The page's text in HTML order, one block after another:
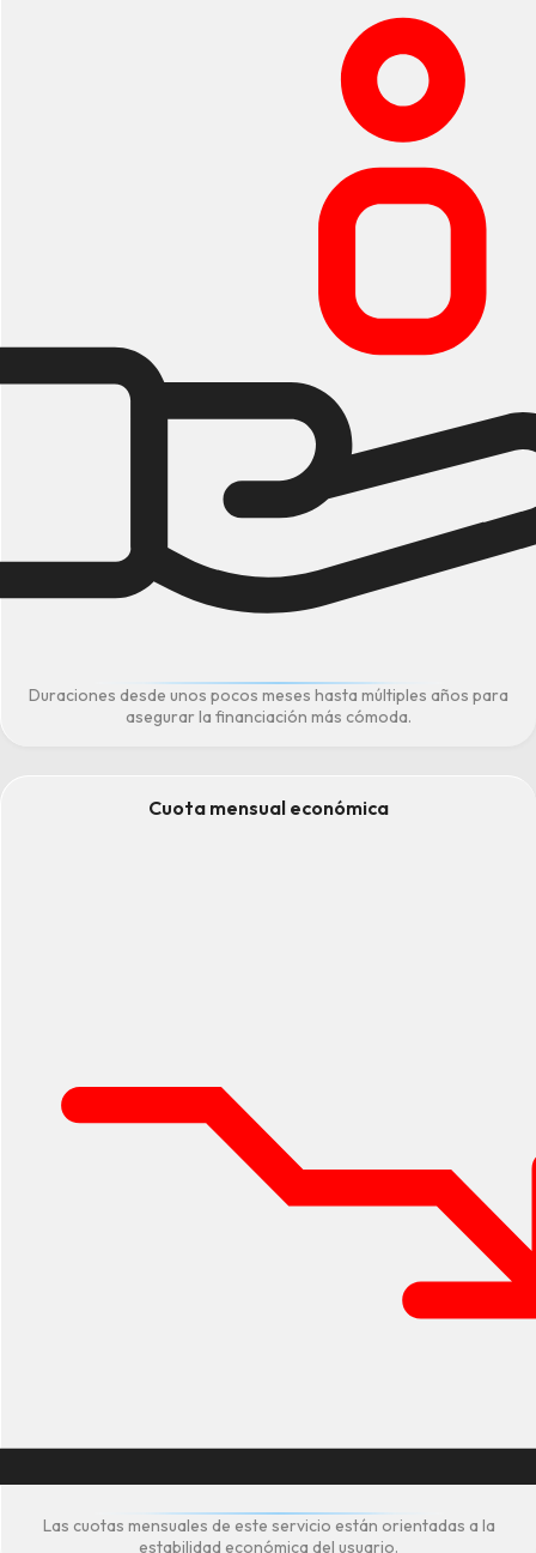
Duraciones desde unos pocos meses hasta múltiples años para
asegurar la financiación más cómoda.
Cuota mensual económica
Las cuotas mensuales de este servicio están orientadas a la
estabilidad económica del usuario.